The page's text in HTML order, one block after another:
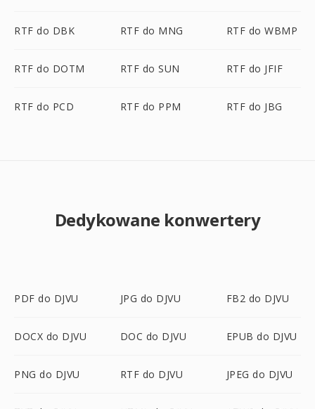
RTF do DBK RTF do MNG RTF do WBMP
RTF do DOTM RTF do SUN RTF do JFIF
RTF do PCD RTF do PPM RTF do JBG
Dedykowane konwertery
PDF do DJVU JPG do DJVU FB2 do DJVU
DOCX do DJVU DOC do DJVU EPUB do DJVU
PNG do DJVU RTF do DJVU JPEG do DJVU